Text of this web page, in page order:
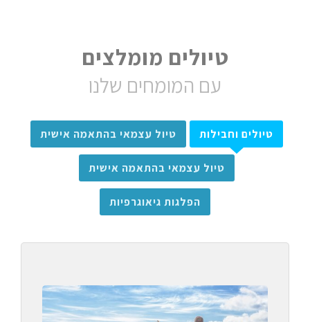
טיולים מומלצים
עם המומחים שלנו
טיולים וחבילות טיול עצמאי בהתאמה אישית
טיול עצמאי בהתאמה אישית
הפלגות גיאוגרפיות